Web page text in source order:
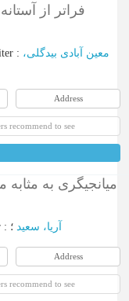
فراتر از
: معین آبادی بیدگلی،
Address
recommend to see
میانجیگری به
: آریا، سعید ؛
Address
recommend to see